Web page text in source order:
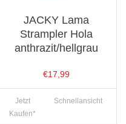
JACKY Lama
Strampler Hola
anthrazit/hellgrau
€17,99
Jetzt
Kaufen*
Schnellansicht